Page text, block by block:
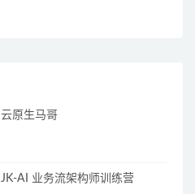
云原生马哥
JK-AI 业务流架构师训练营